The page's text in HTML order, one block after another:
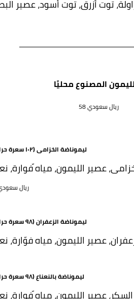
توت أزرق، توت أسود، عصير
المصنوع محليًا
58 ريال سعودي
ليموناضة الخزامى (١٠٢ سعرة حرارية)
عصير الليمون، مياه ّفوارة،
58 ريال
ليموناضة الزعفران (٩٨ سعرة حرارية)
عصير الليمون، مياه فوّارة،
ليموناضة بالنعناع (٩٨ سعرة حرارية)
عصير الليمون، مياه ّفوارة،